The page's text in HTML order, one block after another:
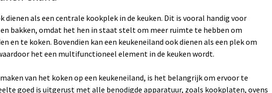
dienen als een centrale kookplek in de keuken. Dit is vooral handig voor
bakken, omdat het hen in staat stelt om meer ruimte te hebben om
en te koken. Bovendien kan een keukeneiland ook dienen als een plek om
het een multifunctioneel element in de keuken wordt.
van het koken op een keukeneiland, is het belangrijk om ervoor te
goed is uitgerust met alle benodigde apparatuur, zoals kookplaten, ovens